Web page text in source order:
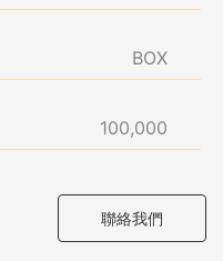
BOX
100,000
聯絡我們